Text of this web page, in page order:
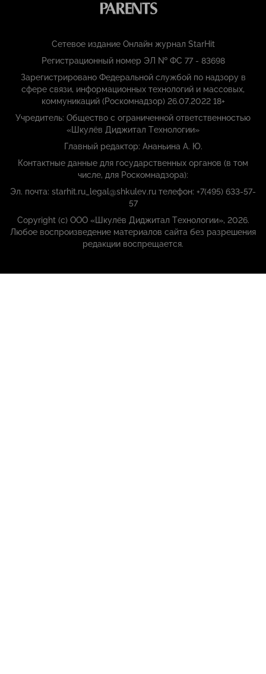
Сетевое издание Онлайн журнал StarHit
Регистрационный номер ЭЛ № ФС 77 - 83698
Зарегистрировано Федеральной службой по надзору в
сфере связи, информационных технологий и массовых,
коммуникаций (Роскомнадзор) 26.07.2022 18+
Учредитель: Общество с ограниченной ответственностью
«Шкулёв Диджитал Технологии»
Главный редактор: Ананьина А. Ю.
Контактные данные для государственных органов (в том
числе, для Роскомнадзора):
Эл. почта: starhit.ru_legal@shkulev.ru телефон: +7(495) 633-57-
57
Copyright (с) ООО «Шкулёв Диджитал Технологии», 2026.
Любое воспроизведение материалов сайта без разрешения
редакции воспрещается.